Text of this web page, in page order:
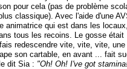
pour cela (pas de problème
classique). Avec l'aide d'une
animatrice qui est dans les
tous les recoins. Le gosse était
redescendre vite, vite, vite, une
son cartable, en avant ... fait
dit Sia : "Oh! Oh! I've got